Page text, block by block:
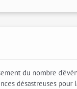
du nombre
désastreuses pour